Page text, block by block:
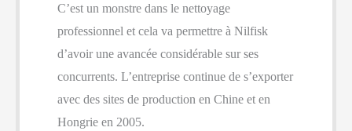
C’est un monstre dans le nettoyage
professionnel et cela va permettre à Nilfisk
d’avoir une avancée considérable sur ses
concurrents. L’entreprise continue de s’exporter
avec des sites de production en Chine et en
Hongrie en 2005.